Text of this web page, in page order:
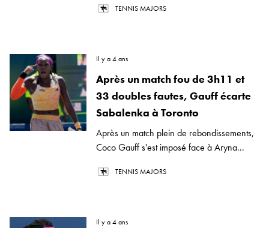
TENNIS MAJORS
Il y a 4 ans
Après un match fou de 3h11 et
33 doubles fautes, Gauff écarte
Sabalenka à Toronto
Après un match plein de rebondissements,
Coco Gauff s'est imposé face à Aryna...
TENNIS MAJORS
Il y a 4 ans